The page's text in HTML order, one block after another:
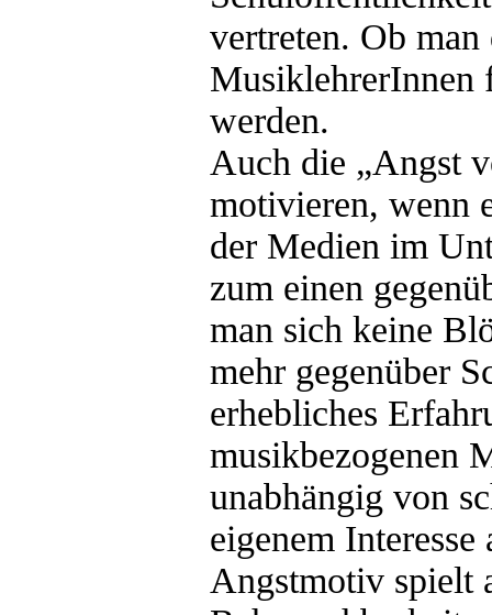
vertreten. Ob
MusiklehrerInnen
werden.
Auch die „Angst
motivieren, wenn
der Medien im
zum einen
man sich keine
mehr gegenüber
erhebliches
musikbezogenen
unabhängig von
eigenem Interesse
Angstmotiv spielt